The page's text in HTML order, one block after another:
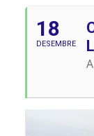
18
DESEMBRE